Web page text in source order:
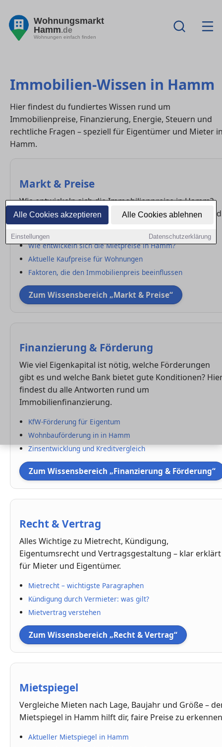
Alle Cookies akzeptieren Alle Cookies ablehnen
Einstellungen Datenschutzerklärung
Wohnungsmarkt
Hamm.de
Wohnungen einfach finden
Immobilien-Wissen in Hamm
Hier findest du fundiertes Wissen rund um
Immobilienpreise, Finanzierung, Energie, Steuern und
rechtliche Fragen – speziell für Eigentümer und Mieter
Hamm.
Markt & Preise
Wie entwickeln sich die Immobilienpreise in Hamm?
Erfahre, welche Faktoren den Markt beeinflussen und
wie du den Wert einer Immobilie einschätzt.
Wie entwickeln sich die Mietpreise in Hamm?
Aktuelle Kaufpreise für Wohnungen
Faktoren, die den Immobilienpreis beeinflussen
Zum Wissensbereich „Markt & Preise“
Finanzierung & Förderung
Wie viel Eigenkapital ist nötig, welche Förderungen
gibt es und welche Bank bietet gute Konditionen?
findest du alle Antworten rund um
Immobilienfinanzierung.
KfW-Förderung für Eigentum
Wohnbauförderung in in Hamm
Zinsentwicklung und Kreditvergleich
Zum Wissensbereich „Finanzierung & Förderung“
Recht & Vertrag
Alles Wichtige zu Mietrecht, Kündigung,
Eigentumsrecht und Vertragsgestaltung – klar erklärt
für Mieter und Eigentümer.
Mietrecht – wichtigste Paragraphen
Kündigung durch Vermieter: was gilt?
Mietvertrag verstehen
Zum Wissensbereich „Recht & Vertrag“
Mietspiegel
Vergleiche Mieten nach Lage, Baujahr und Größe –
Mietspiegel in Hamm hilft dir, faire Preise zu
Aktueller Mietspiegel in Hamm